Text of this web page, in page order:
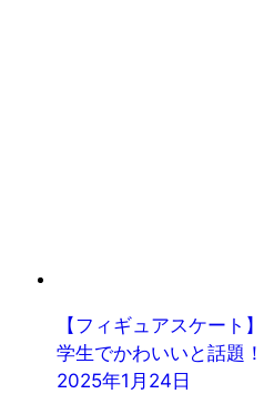
【フィギュアスケート
学生でかわいいと話題！
2025年1月24日